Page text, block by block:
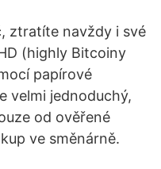
ztratíte navždy i své
(highly Bitcoiny
papírové
velmi jednoduchý,
od ověřené
ve směnárně.